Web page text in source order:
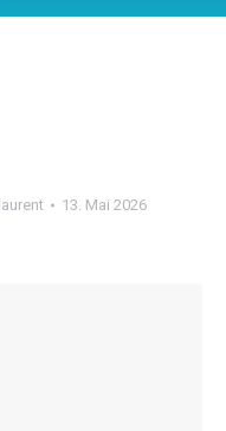
laurent 13. Mai 2026